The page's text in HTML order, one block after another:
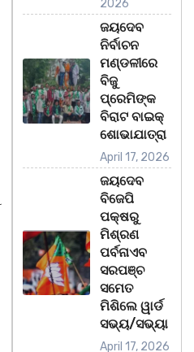
2026
ଜୟଦେବ
ନିର୍ବାଚନ
ମଣ୍ଡଳୀରେ
ବିଜୁ
ପ୍ରେମିଙ୍କ
ବିରାଟ ବାଇକ୍
ଶୋଭାଯାତ୍ରା
April 17, 2026
ଜୟଦେବ
ବିଜେପି
ପକ୍ଷରୁ
ମିଶ୍ରଣ
ପର୍ବନାଏବ
ସରପଞ୍ଚ
ସମେତ
ମିଶିଲେ ୱାର୍ଡ
ସଭ୍ୟ/ସଭ୍ୟା
April 17, 2026